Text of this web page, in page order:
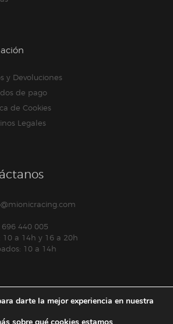
y Devoluciones
de pago
de Cookies
Legales
696 440 005
10 a 14h y 16 a 20h
10 a 14h
darte la mejor experiencia en nuestra